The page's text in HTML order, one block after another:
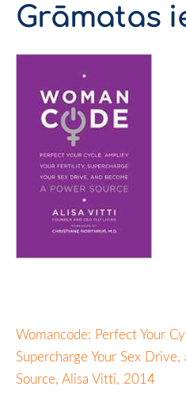
Grāmatas
Womancode: Perfect Your
Supercharge Your Sex
Source, Alisa Vitti, 2014